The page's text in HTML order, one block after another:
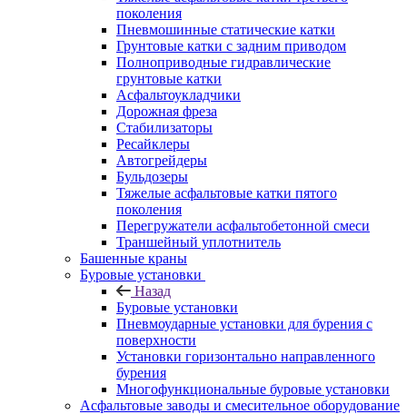
поколения
Пневмошинные статические катки
Грунтовые катки с задним приводом
Полноприводные гидравлические
грунтовые катки
Асфальтоукладчики
Дорожная фреза
Стабилизаторы
Ресайклеры
Автогрейдеры
Бульдозеры
Тяжелые асфальтовые катки пятого
поколения
Перегружатели асфальтобетонной смеси
Траншейный уплотнитель
Башенные краны
Буровые установки
Назад
Буровые установки
Пневмоударные установки для бурения с
поверхности
Установки горизонтально направленного
бурения
Многофункциональные буровые установки
Асфальтовые заводы и смесительное оборудование